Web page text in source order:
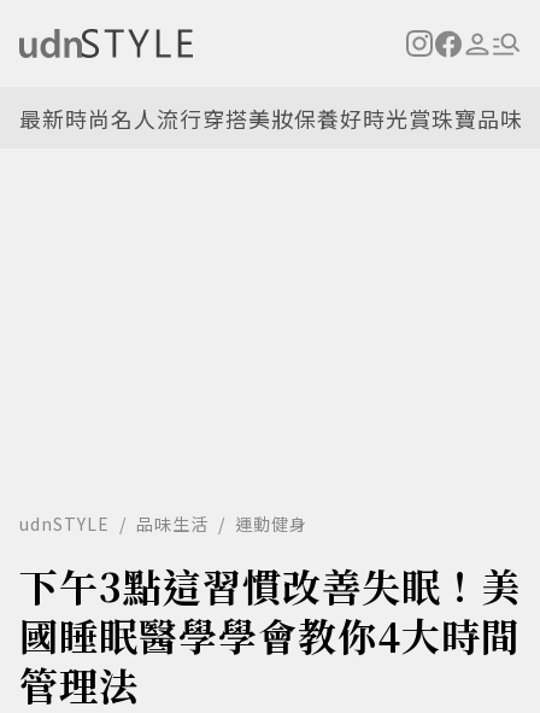
最新時尚名人流行穿搭美妝保養好時光賞珠寶品味
udnSTYLE 品味生活 運動健身
下午3點這習慣改善失眠！美
國睡眠醫學學會教你4大時間
管理法